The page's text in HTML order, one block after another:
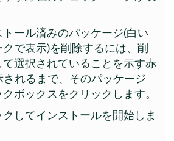
ール済みのパッケージ(白い
で表示)を削除するには、削
選択されていることを示す赤
されるまで、そのパッケージ
ボックスをクリックします。
してインストールを開始しま